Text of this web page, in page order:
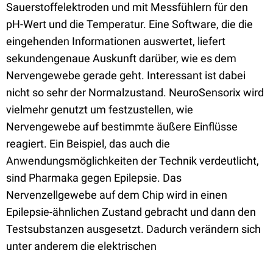
Sauerstoffelektroden und mit Messfühlern für den
pH-Wert und die Temperatur. Eine Software, die die
eingehenden Informationen auswertet, liefert
sekundengenaue Auskunft darüber, wie es dem
Nervengewebe gerade geht. Interessant ist dabei
nicht so sehr der Normalzustand. NeuroSensorix wird
vielmehr genutzt um festzustellen, wie
Nervengewebe auf bestimmte äußere Einflüsse
reagiert. Ein Beispiel, das auch die
Anwendungsmöglichkeiten der Technik verdeutlicht,
sind Pharmaka gegen Epilepsie. Das
Nervenzellgewebe auf dem Chip wird in einen
Epilepsie-ähnlichen Zustand gebracht und dann den
Testsubstanzen ausgesetzt. Dadurch verändern sich
unter anderem die elektrischen